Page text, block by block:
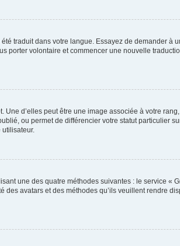
traduit dans votre langue. Essayez de demander à
porter volontaire et commencer une nouvelle
d’elles peut être une image associée à votre
ou permet de différencier votre statut particulier
une des quatre méthodes suivantes : le service «
avatars et des méthodes qu’ils veuillent rendre